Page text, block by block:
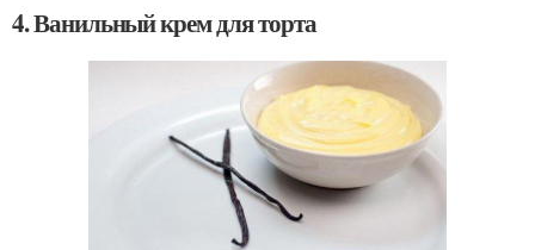
4. Ванильный крем для торта